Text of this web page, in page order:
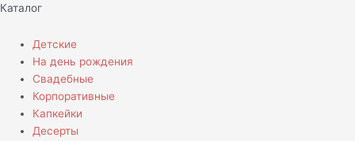
Каталог
Детские
На день рождения
Свадебные
Корпоративные
Капкейки
Десерты